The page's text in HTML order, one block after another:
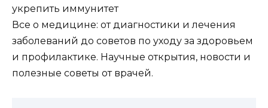
укрепить иммунитет
Все о медицине: от диагностики и лечения
заболеваний до советов по уходу за здоровьем
и профилактике. Научные открытия, новости и
полезные советы от врачей.